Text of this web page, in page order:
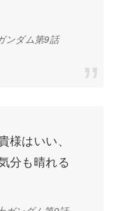
ンダム第9話
様はいい、
分も晴れる